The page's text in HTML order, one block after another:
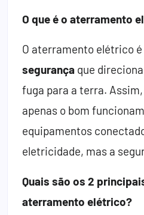
O que é o aterramento
O aterramento elétrico é
segurança que
fuga para a terra.
apenas o bom
equipamentos
eletricidade, mas a
Quais são os 2
aterramento elétrico?